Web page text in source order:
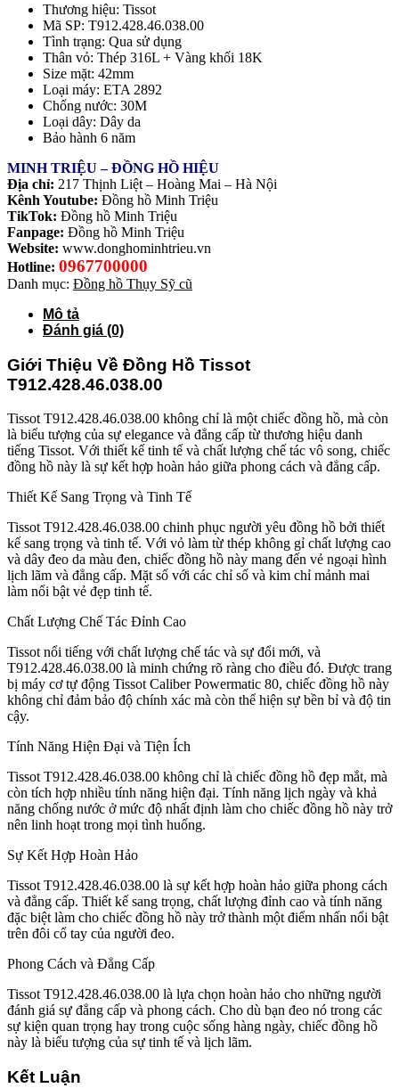
Thương hiệu: Tissot
Mã SP: T912.428.46.038.00
Tình trạng: Qua sử dụng
Thân vỏ: Thép 316L + Vàng khối 18K
Size mặt: 42mm
Loại máy: ETA 2892
Chống nước: 30M
Loại dây: Dây da
Bảo hành 6 năm
MINH TRIỆU – ĐỒNG HỒ HIỆU
Địa chỉ: 217 Thịnh Liệt – Hoàng Mai – Hà Nội
Kênh Youtube: Đồng hồ Minh Triệu
TikTok: Đồng hồ Minh Triệu
Fanpage: Đồng hồ Minh Triệu
Website: www.donghominhtrieu.vn
Hotline: 0967700000
Danh mục: Đồng hồ Thụy Sỹ cũ
Mô tả
Đánh giá (0)
Giới Thiệu Về Đồng Hồ Tissot
T912.428.46.038.00
Tissot T912.428.46.038.00 không chỉ là một chiếc đồng hồ, mà còn
là biểu tượng của sự elegance và đẳng cấp từ thương hiệu danh
tiếng Tissot. Với thiết kế tinh tế và chất lượng chế tác vô song, chiếc
đồng hồ này là sự kết hợp hoàn hảo giữa phong cách và đẳng cấp.
Thiết Kế Sang Trọng và Tinh Tế
Tissot T912.428.46.038.00 chinh phục người yêu đồng hồ bởi thiết
kế sang trọng và tinh tế. Với vỏ làm từ thép không gỉ chất lượng cao
và dây đeo da màu đen, chiếc đồng hồ này mang đến vẻ ngoại hình
lịch lãm và đẳng cấp. Mặt số với các chỉ số và kim chỉ mảnh mai
làm nổi bật vẻ đẹp tinh tế.
Chất Lượng Chế Tác Đỉnh Cao
Tissot nổi tiếng với chất lượng chế tác và sự đổi mới, và
T912.428.46.038.00 là minh chứng rõ ràng cho điều đó. Được trang
bị máy cơ tự động Tissot Caliber Powermatic 80, chiếc đồng hồ này
không chỉ đảm bảo độ chính xác mà còn thể hiện sự bền bỉ và độ tin
cậy.
Tính Năng Hiện Đại và Tiện Ích
Tissot T912.428.46.038.00 không chỉ là chiếc đồng hồ đẹp mắt, mà
còn tích hợp nhiều tính năng hiện đại. Tính năng lịch ngày và khả
năng chống nước ở mức độ nhất định làm cho chiếc đồng hồ này trở
nên linh hoạt trong mọi tình huống.
Sự Kết Hợp Hoàn Hảo
Tissot T912.428.46.038.00 là sự kết hợp hoàn hảo giữa phong cách
và đẳng cấp. Thiết kế sang trọng, chất lượng đỉnh cao và tính năng
đặc biệt làm cho chiếc đồng hồ này trở thành một điểm nhấn nổi bật
trên đôi cổ tay của người đeo.
Phong Cách và Đẳng Cấp
Tissot T912.428.46.038.00 là lựa chọn hoàn hảo cho những người
đánh giá sự đẳng cấp và phong cách. Cho dù bạn đeo nó trong các
sự kiện quan trọng hay trong cuộc sống hàng ngày, chiếc đồng hồ
này là biểu tượng của sự tinh tế và lịch lãm.
Kết Luận